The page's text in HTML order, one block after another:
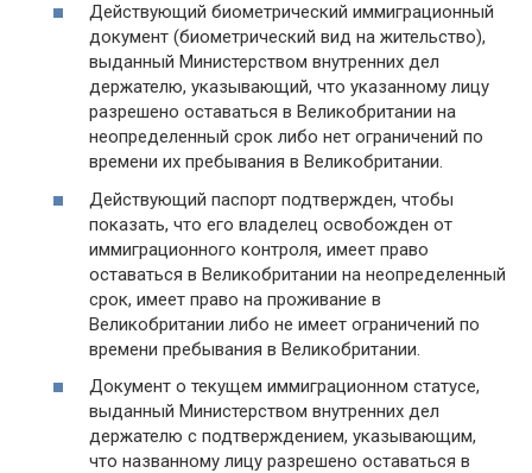
Действующий биометрический иммиграционный
документ (биометрический вид на жительство),
выданный Министерством внутренних дел
держателю, указывающий, что указанному лицу
разрешено оставаться в Великобритании на
неопределенный срок либо нет ограничений по
времени их пребывания в Великобритании.
Действующий паспорт подтвержден, чтобы
показать, что его владелец освобожден от
иммиграционного контроля, имеет право
оставаться в Великобритании на неопределенный
срок, имеет право на проживание в
Великобритании либо не имеет ограничений по
времени пребывания в Великобритании.
Документ о текущем иммиграционном статусе,
выданный Министерством внутренних дел
держателю с подтверждением, указывающим,
что названному лицу разрешено оставаться в